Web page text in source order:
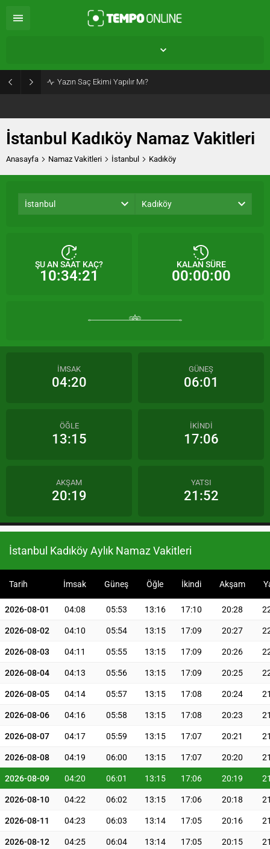
Yazın Saç Ekimi Yapılır Mı?
İstanbul Kadıköy Namaz Vakitleri
Anasayfa Namaz Vakitleri İstanbul Kadıköy
ŞU AN SAAT KAÇ?
10:34:21
İstanbul Kadıköy
KALAN SÜRE
00:00:00
İMSAK
04:20
GÜNEŞ
06:01
ÖĞLE
13:15
İKİNDİ
17:06
AKŞAM
20:19
YATSI
21:52
İstanbul Kadıköy Aylık Namaz Vakitleri
Tarih İmsak Güneş Öğle İkindi Akşam
2026-08-01 04:08 05:53 13:16 17:10 20:28
2026-08-02 04:10 05:54 13:15 17:09 20:27
2026-08-03 04:11 05:55 13:15 17:09 20:26
2026-08-04 04:13 05:56 13:15 17:09 20:25
2026-08-05 04:14 05:57 13:15 17:08 20:24
2026-08-06 04:16 05:58 13:15 17:08 20:23
2026-08-07 04:17 05:59 13:15 17:07 20:21
2026-08-08 04:19 06:00 13:15 17:07 20:20
2026-08-09 04:20 06:01 13:15 17:06 20:19
2026-08-10 04:22 06:02 13:15 17:06 20:18
2026-08-11 04:23 06:03 13:14 17:05 20:16
2026-08-12 04:25 06:04 13:14 17:05 20:15